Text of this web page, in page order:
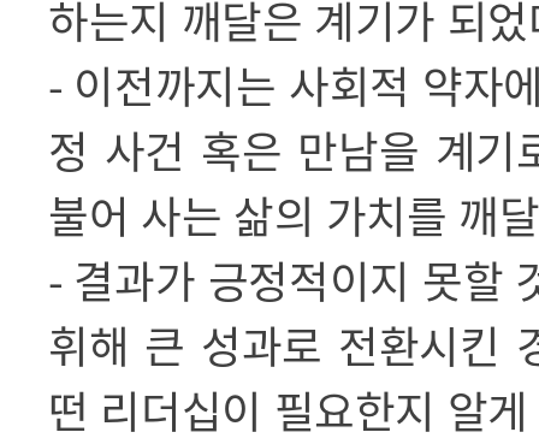
하는지 깨달은 계기가 되
- 이전까지는 사회적 약자
정 사건 혹은 만남을 계
불어 사는 삶의 가치를 깨
- 결과가 긍정적이지 못할
휘해 큰 성과로 전환시킨
떤 리더십이 필요한지 알